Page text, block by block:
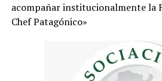
acompañar institucionalmente la
Chef Patagónico»